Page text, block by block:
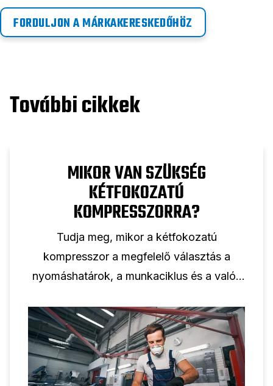
FORDULJON A MÁRKAKERESKEDŐHÖZ
További cikkek
MIKOR VAN SZÜKSÉG
KÉTFOKOZATÚ
KOMPRESSZORRA?
Tudja meg, mikor a kétfokozatú
kompresszor a megfelelő választás a
nyomáshatárok, a munkaciklus és a valós